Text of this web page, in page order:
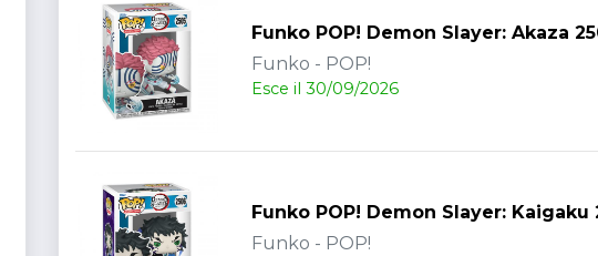
Funko POP! Demon Slayer: Akaza
Funko - POP!
Esce il 30/09/2026
Funko POP! Demon Slayer: Kaigaku
Funko - POP!